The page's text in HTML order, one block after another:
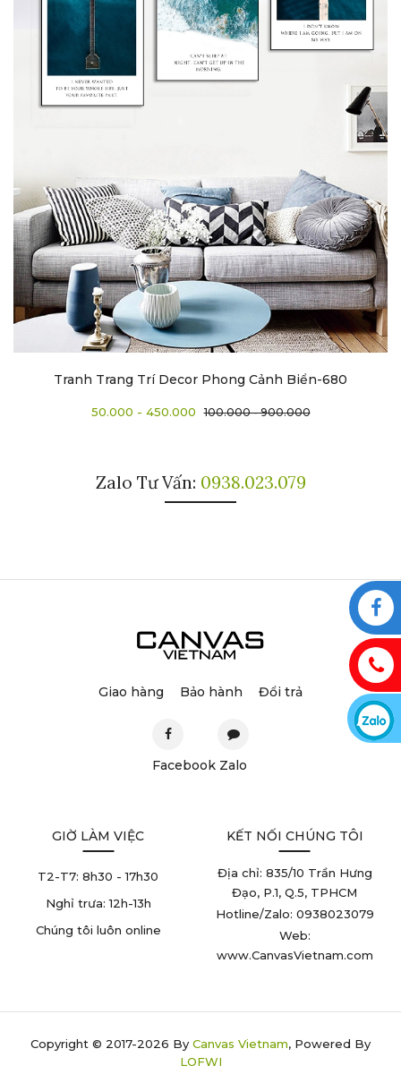
Tranh Trang Trí Decor Phong Cảnh Biển-680
50.000 - 450.000 100.000 - 900.000
Zalo Tư Vấn: 0938.023.079
Giao hàng Bảo hành Đổi trả
Facebook Zalo
GIỜ LÀM VIỆC
T2-T7: 8h30 - 17h30
Nghỉ trưa: 12h-13h
Chúng tôi luôn online
KẾT NỐI CHÚNG TÔI
Địa chỉ: 835/10 Trần Hưng
Đạo, P.1, Q.5, TPHCM
Hotline/Zalo: 0938023079
Web:
www.CanvasVietnam.com
Copyright © 2017-2026 By Canvas Vietnam, Powered By
LOFWI